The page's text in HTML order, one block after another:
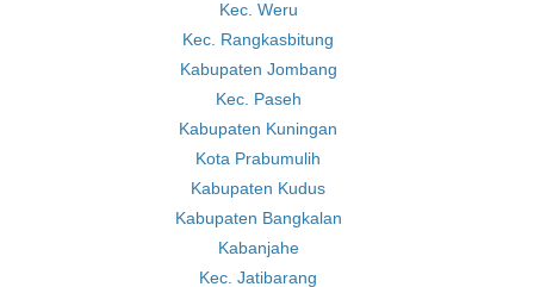
Kec. Weru
Kec. Rangkasbitung
Kabupaten Jombang
Kec. Paseh
Kabupaten Kuningan
Kota Prabumulih
Kabupaten Kudus
Kabupaten Bangkalan
Kabanjahe
Kec. Jatibarang